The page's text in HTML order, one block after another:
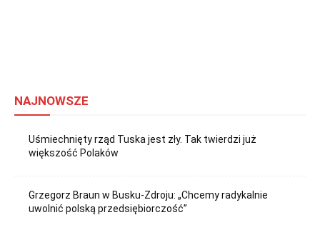
NAJNOWSZE
Uśmiechnięty rząd Tuska jest zły. Tak twierdzi już
większość Polaków
Grzegorz Braun w Busku-Zdroju: „Chcemy radykalnie
uwolnić polską przedsiębiorczość”